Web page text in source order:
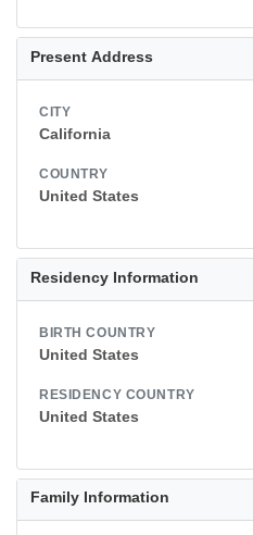
Present Address
CITY
California
COUNTRY
United States
Residency Information
BIRTH COUNTRY
United States
RESIDENCY COUNTRY
United States
Family Information